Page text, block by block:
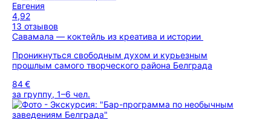
Евгения
4,92
13 отзывов
Савамала — коктейль из креатива и истории
Проникнуться свободным духом и курьезным
прошлым самого творческого района Белграда
84 €
за группу, 1–6 чел.